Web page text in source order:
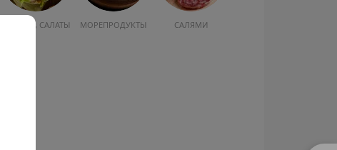
ЗАКУСКА, САЛАТЫ МОРЕПРОДУКТЫ САЛЯМИ